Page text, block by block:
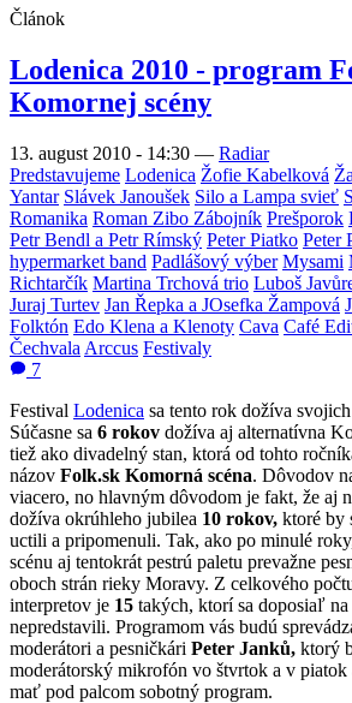
Článok
Lodenica 2010 - program
Komornej scény
13. august 2010 - 14:30 — Radiar
Predstavujeme Lodenica Žofie Kabelková
Yantar Slávek Janoušek Silo a Lampa svieť
Romanika Roman Zibo Zábojník Prešporok
Petr Bendl a Petr Rímský Peter Piatko Peter
hypermarket band Padlášový výber Mysami
Richtarčík Martina Trchová trio Luboš
Juraj Turtev Jan Řepka a JOsefka Žampová
Folktón Edo Klena a Klenoty Cava Café
Čechvala Arccus Festivaly
7
Festival Lodenica sa tento rok dožíva svojich
Súčasne sa 6 rokov dožíva aj alternatívna
tiež ako divadelný stan, ktorá od tohto
názov Folk.sk Komorná scéna. Dôvodov
viacero, no hlavným dôvodom je fakt, že aj
dožíva okrúhleho jubilea 10 rokov, ktoré by
uctili a pripomenuli. Tak, ako po minulé
scénu aj tentokrát pestrú paletu prevažne
oboch strán rieky Moravy. Z celkového
interpretov je 15 takých, ktorí sa doposiaľ
nepredstavili. Programom vás budú
moderátori a pesničkári Peter Janků, ktorý
moderátorský mikrofón vo štvrtok a v piatok
mať pod palcom sobotný program.